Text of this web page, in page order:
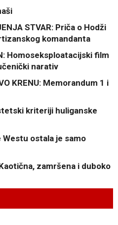
STVAR: Priča o Hodži
komandanta
Homoseksploatacijski film
narativ
KRENU: Memorandum 1 i
kriteriji huliganske
Westu ostala je samo
zamršena i duboko